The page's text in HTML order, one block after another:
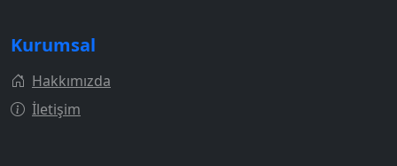
Kurumsal
Hakkımızda
İletişim